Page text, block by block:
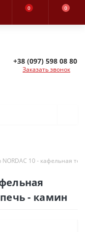
0 0
+38 (097) 598 08 80
Заказать звонок
NORDAC 10 - кафельная
- камин